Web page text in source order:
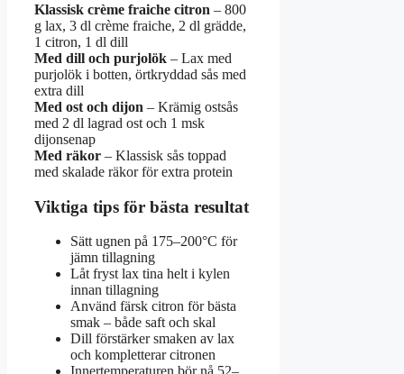
Klassisk crème fraiche citron – 800
g lax, 3 dl crème fraiche, 2 dl grädde,
1 citron, 1 dl dill
Med dill och purjolök – Lax med
purjolök i botten, örtkryddad sås med
extra dill
Med ost och dijon – Krämig ostsås
med 2 dl lagrad ost och 1 msk
dijonsenap
Med räkor – Klassisk sås toppad
med skalade räkor för extra protein
Viktiga tips för bästa resultat
Sätt ugnen på 175–200°C för
jämn tillagning
Låt fryst lax tina helt i kylen
innan tillagning
Använd färsk citron för bästa
smak – både saft och skal
Dill förstärker smaken av lax
och kompletterar citronen